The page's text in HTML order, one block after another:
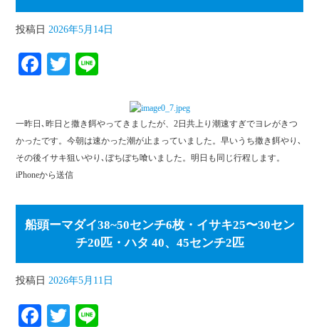
投稿日 2026年5月14日
Fa
ok
T
r
一昨日､昨日と撒き餌やってきましたが、2日共上り潮速すぎでヨレがきつ
かったです。今朝は速かった潮が止まっていました。早いうち撒き餌やり､
その後イサキ狙いやり､ぼちぼち喰いました。明日も同じ行程します。
iPhoneから送信
船頭ーマダイ38~50センチ6枚・イサキ25〜30セン
チ20匹・ハタ 40、45センチ2匹
投稿日 2026年5月11日
Fa T